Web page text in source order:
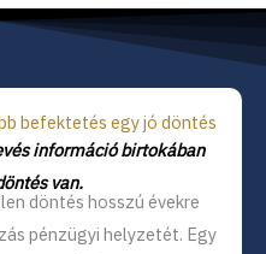
befektetés egy jó döntés
információ birtokában
van.
döntés hosszú évekre
pénzügyi helyzetét. Egy